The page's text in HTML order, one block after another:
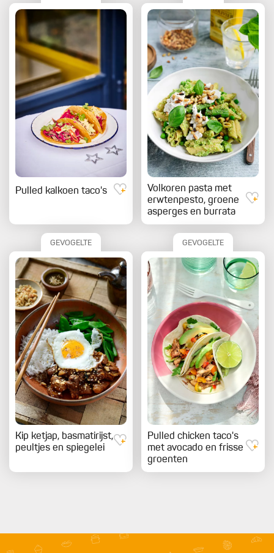
Pulled kalkoen taco's
Volkoren pasta met
erwtenpesto, groene
asperges en burrata
GEVOGELTE
Kip ketjap, basmatirijst,
peultjes en spiegelei
GEVOGELTE
Pulled chicken taco's
met avocado en frisse
groenten